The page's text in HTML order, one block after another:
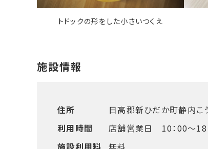
トドックの形をした小さいつくえ
住所
日高郡新ひだか町静内
利用時間
店舗営業日 10：00～18
施設利用料
無料